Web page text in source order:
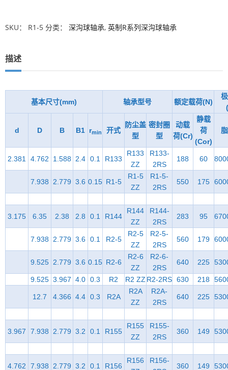
SKU： R1-5 分类： 深沟球轴承, 英制R系列深沟球轴承
描述
基本尺寸(mm) 轴承型号 额定载荷(N)
d D B B1 rmin 开式
防尘盖
型
密封圈
型
动载
荷(Cr)
静载
荷
(Cor)
脂
2.381 4.762 1.588 2.4 0.1 R133
R133
ZZ
R133-
2RS
188 60
7.938 2.779 3.6 0.15 R1-5
R1-5
ZZ
R1-5-
2RS
550 175
3.175 6.35 2.38 2.8 0.1 R144
R144
ZZ
R144-
2RS
283 95
7.938 2.779 3.6 0.1 R2-5
R2-5
ZZ
R2-5-
2RS
560 179
9.525 2.779 3.6 0.15 R2-6
R2-6
ZZ
R2-6-
2RS
640 225
9.525 3.967 4.0 0.3 R2 R2 ZZR2-2RS 630 218
12.7 4.366 4.4 0.3 R2A
R2A
ZZ
R2A-
2RS
640 225
3.967 7.938 2.779 3.2 0.1 R155
R155
ZZ
R155-
2RS
360 149
4.762 7.938 2.779 3.2 0.1 R156
R156
R156-
360 149